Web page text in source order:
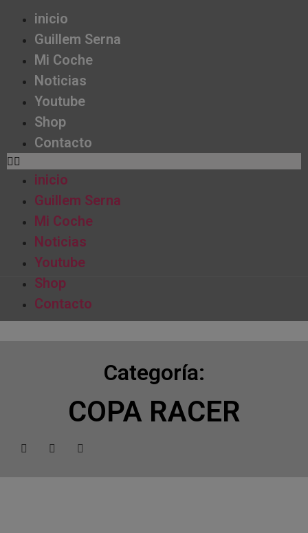
inicio
Guillem Serna
Mi Coche
Noticias
Youtube
Shop
Contacto
inicio
Guillem Serna
Mi Coche
Noticias
Youtube
Shop
Contacto
Categoría:
COPA RACER